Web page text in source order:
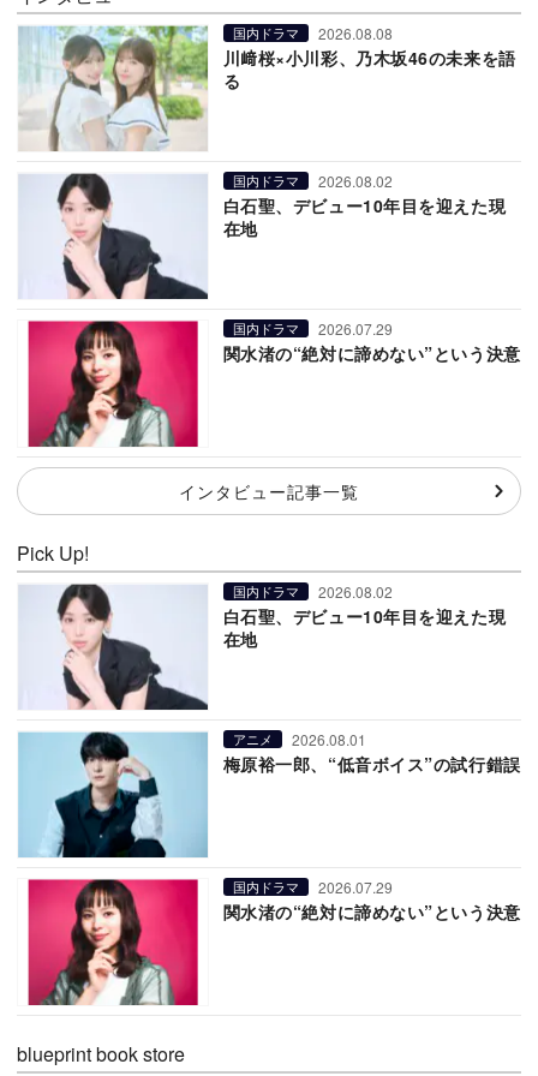
国内ドラマ 2026.08.08
川﨑桜×小川彩、乃木坂46の未来を語
る
国内ドラマ 2026.08.02
白石聖、デビュー10年目を迎えた現
在地
国内ドラマ 2026.07.29
関水渚の“絶対に諦めない”という決意
インタビュー記事一覧
Pick Up!
国内ドラマ 2026.08.02
白石聖、デビュー10年目を迎えた現
在地
アニメ 2026.08.01
梅原裕一郎、“低音ボイス”の試行錯誤
国内ドラマ 2026.07.29
関水渚の“絶対に諦めない”という決意
blueprint book store